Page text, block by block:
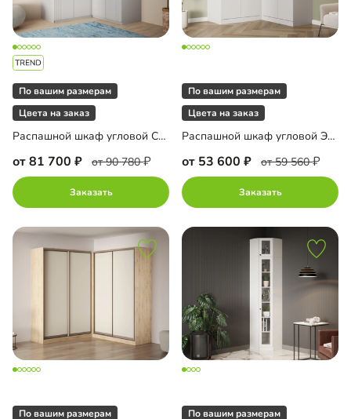
По вашим размерам
Цвета на заказ
Распашной шкаф угловой Санторини-600 Лайф
от 81 700 от 90 780
Заказать
По вашим размерам
Цвета на заказ
Распашной шкаф угловой Элавия-2-550
от 53 600 от 59 560
Заказать
По вашим размерам По вашим размерам